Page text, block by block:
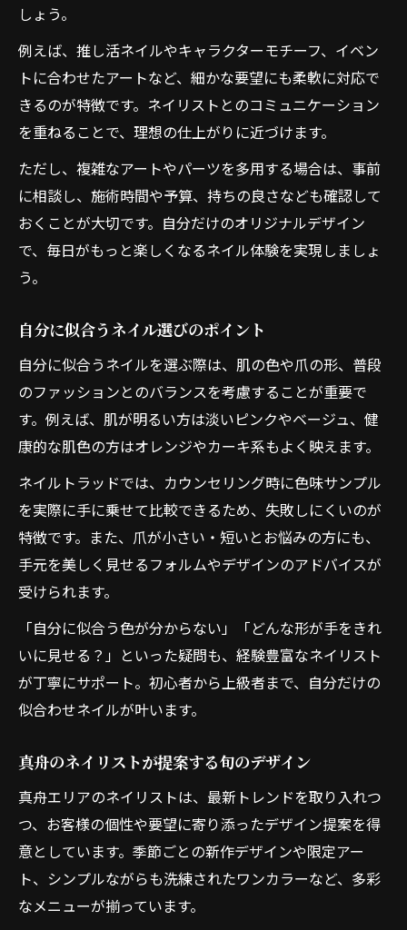
しょう。
例えば、推し活ネイルやキャラクターモチーフ、イベン
トに合わせたアートなど、細かな要望にも柔軟に対応で
きるのが特徴です。ネイリストとのコミュニケーション
を重ねることで、理想の仕上がりに近づけます。
ただし、複雑なアートやパーツを多用する場合は、事前
に相談し、施術時間や予算、持ちの良さなども確認して
おくことが大切です。自分だけのオリジナルデザイン
で、毎日がもっと楽しくなるネイル体験を実現しましょ
う。
自分に似合うネイル選びのポイント
自分に似合うネイルを選ぶ際は、肌の色や爪の形、普段
のファッションとのバランスを考慮することが重要で
す。例えば、肌が明るい方は淡いピンクやベージュ、健
康的な肌色の方はオレンジやカーキ系もよく映えます。
ネイルトラッドでは、カウンセリング時に色味サンプル
を実際に手に乗せて比較できるため、失敗しにくいのが
特徴です。また、爪が小さい・短いとお悩みの方にも、
手元を美しく見せるフォルムやデザインのアドバイスが
受けられます。
「自分に似合う色が分からない」「どんな形が手をきれ
いに見せる？」といった疑問も、経験豊富なネイリスト
が丁寧にサポート。初心者から上級者まで、自分だけの
似合わせネイルが叶います。
真舟のネイリストが提案する旬のデザイン
真舟エリアのネイリストは、最新トレンドを取り入れつ
つ、お客様の個性や要望に寄り添ったデザイン提案を得
意としています。季節ごとの新作デザインや限定アー
ト、シンプルながらも洗練されたワンカラーなど、多彩
なメニューが揃っています。